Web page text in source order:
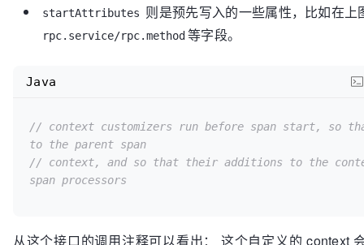
startAttributes 则是预先写入的一些属性，比如在上
rpc.service/rpc.method 等字段。
// context customizers run before span start, so
to the parent span
// context, and so that their additions to the
span processors
Java
从这个接口的调用注释可以看出： 这个自定义的 context